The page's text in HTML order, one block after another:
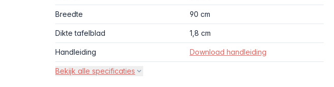
Breedte 90 cm
Dikte tafelblad 1,8 cm
Handleiding Download handleiding
Bekijk alle specificaties